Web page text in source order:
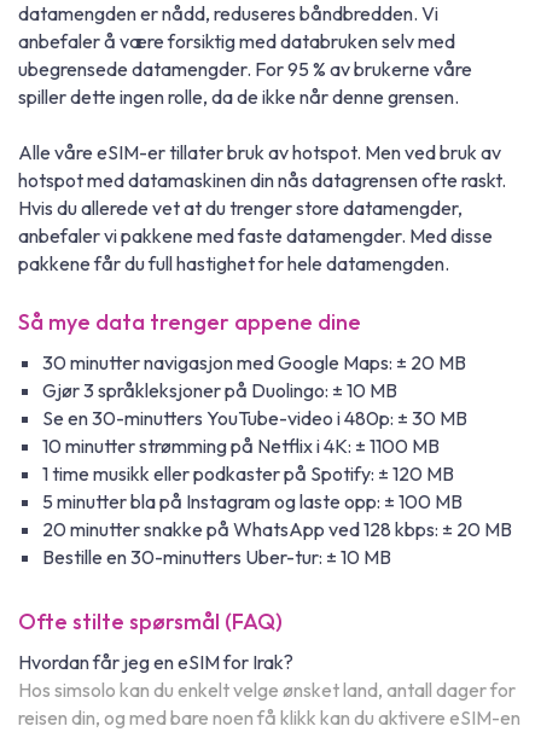
datamengden er nådd, reduseres båndbredden. Vi
anbefaler å være forsiktig med databruken selv med
ubegrensede datamengder. For 95 % av brukerne våre
spiller dette ingen rolle, da de ikke når denne grensen.
Alle våre eSIM-er tillater bruk av hotspot. Men ved bruk av
hotspot med datamaskinen din nås datagrensen ofte raskt.
Hvis du allerede vet at du trenger store datamengder,
anbefaler vi pakkene med faste datamengder. Med disse
pakkene får du full hastighet for hele datamengden.
Så mye data trenger appene dine
30 minutter navigasjon med Google Maps: ± 20 MB
Gjør 3 språkleksjoner på Duolingo: ± 10 MB
Se en 30-minutters YouTube-video i 480p: ± 30 MB
10 minutter strømming på Netflix i 4K: ± 1100 MB
1 time musikk eller podkaster på Spotify: ± 120 MB
5 minutter bla på Instagram og laste opp: ± 100 MB
20 minutter snakke på WhatsApp ved 128 kbps: ± 20 MB
Bestille en 30-minutters Uber-tur: ± 10 MB
Ofte stilte spørsmål (FAQ)
Hvordan får jeg en eSIM for Irak?
Hos simsolo kan du enkelt velge ønsket land, antall dager for
reisen din, og med bare noen få klikk kan du aktivere eSIM-en